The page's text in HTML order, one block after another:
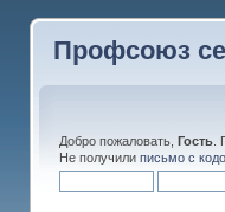
Профсоюз
Добро пожаловать, Гость.
Не получили письмо с